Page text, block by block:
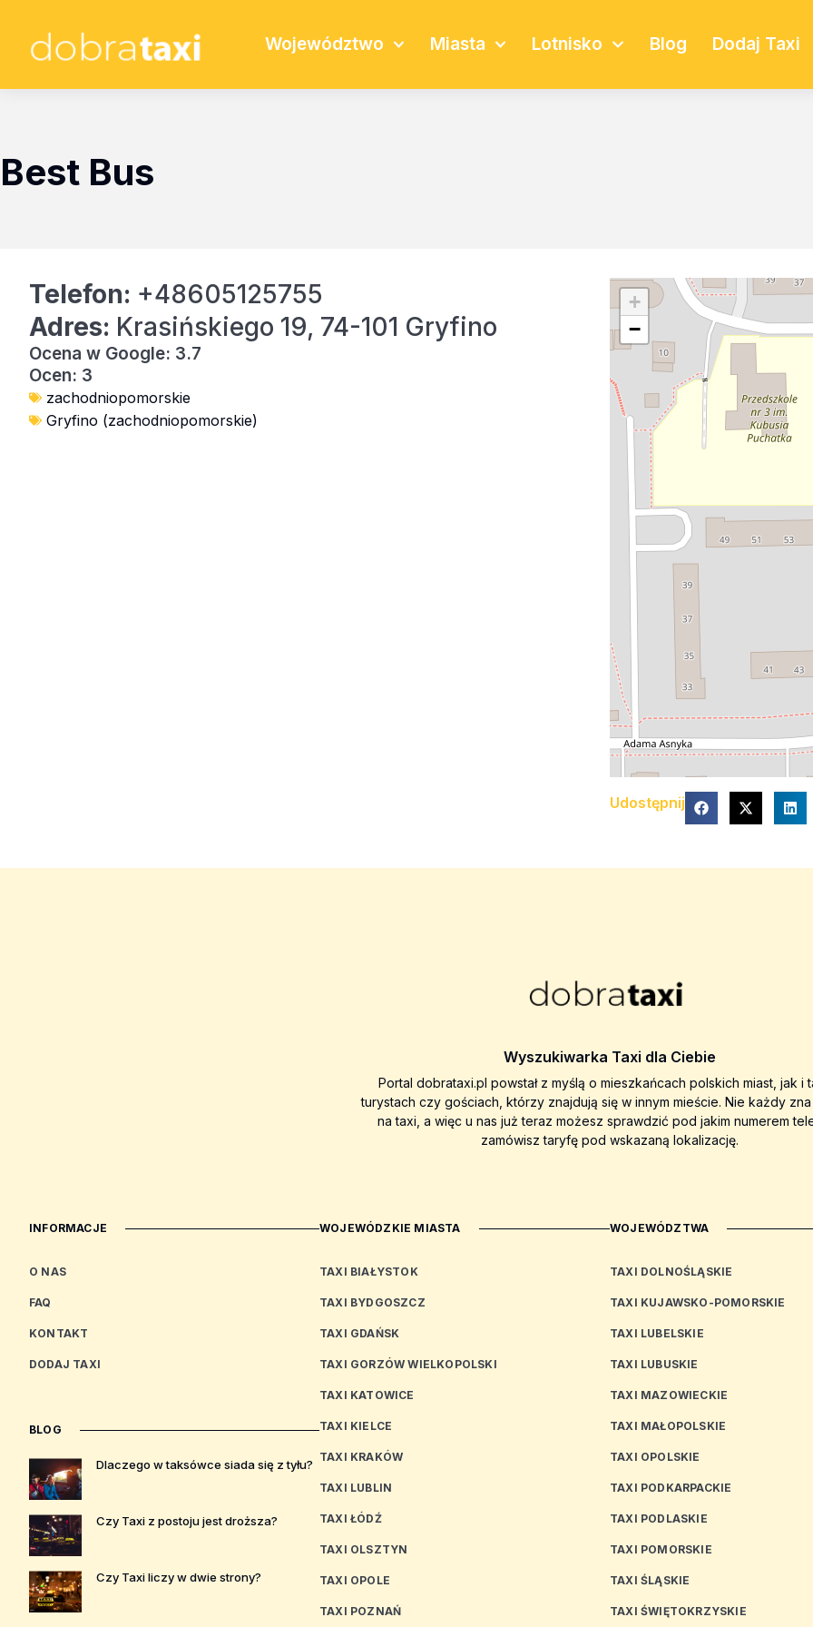
Województwo Miasta Lotnisko Blog Dodaj Taxi
Best Bus
Telefon: +48605125755
Adres: Krasińskiego 19, 74-101 Gryfino
Ocena w Google: 3.7
Ocen: 3
zachodniopomorskie
Gryfino (zachodniopomorskie)
+
−
Udostępnij
Wyszukiwarka Taxi dla Ciebie
Portal dobrataxi.pl powstał z myślą o mieszkańcach polskich miast, jak i
turystach czy gościach, którzy znajdują się w innym mieście. Nie każdy
na taxi, a więc u nas już teraz możesz sprawdzić pod jakim numerem
zamówisz taryfę pod wskazaną lokalizację.
INFORMACJE
O NAS
FAQ
KONTAKT
DODAJ TAXI
BLOG
Dlaczego w taksówce siada się z tyłu?
Czy Taxi z postoju jest droższa?
Czy Taxi liczy w dwie strony?
WOJEWÓDZKIE MIASTA
TAXI BIAŁYSTOK
TAXI BYDGOSZCZ
TAXI GDAŃSK
TAXI GORZÓW WIELKOPOLSKI
TAXI KATOWICE
TAXI KIELCE
TAXI KRAKÓW
TAXI LUBLIN
TAXI ŁÓDŹ
TAXI OLSZTYN
TAXI OPOLE
TAXI POZNAŃ
WOJEWÓDZTWA
TAXI DOLNOŚLĄSKIE
TAXI KUJAWSKO-POMORSKIE
TAXI LUBELSKIE
TAXI LUBUSKIE
TAXI MAZOWIECKIE
TAXI MAŁOPOLSKIE
TAXI OPOLSKIE
TAXI PODKARPACKIE
TAXI PODLASKIE
TAXI POMORSKIE
TAXI ŚLĄSKIE
TAXI ŚWIĘTOKRZYSKIE